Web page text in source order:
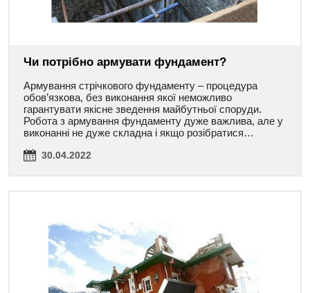
Чи потрібно армувати фундамент?
Армування стрічкового фундаменту – процедура
обов’язкова, без виконання якої неможливо
гарантувати якісне зведення майбутньої споруди.
Робота з армування фундаменту дуже важлива, але у
виконанні не дуже складна і якщо розібратися…
30.04.2022